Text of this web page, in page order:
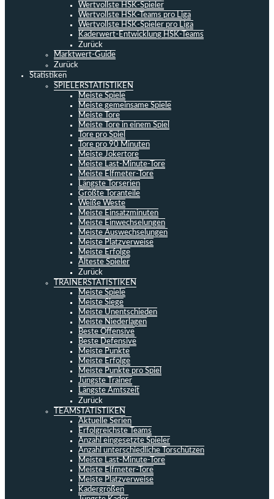
Wertvollste HSK-Spieler
Wertvollste HSK-Teams pro Liga
Wertvollste HSK-Spieler pro Liga
Kaderwert-Entwicklung HSK-Teams
Zurück
Marktwert-Guide
Zurück
Statistiken
SPIELERSTATISTIKEN
Meiste Spiele
Meiste gemeinsame Spiele
Meiste Tore
Meiste Tore in einem Spiel
Tore pro Spiel
Tore pro 90 Minuten
Meiste Jokertore
Meiste Last-Minute-Tore
Meiste Elfmeter-Tore
Längste Torserien
Größte Toranteile
Weiße Weste
Meiste Einsatzminuten
Meiste Einwechselungen
Meiste Auswechselungen
Meiste Platzverweise
Meiste Erfolge
Älteste Spieler
Zurück
TRAINERSTATISTIKEN
Meiste Spiele
Meiste Siege
Meiste Unentschieden
Meiste Niederlagen
Beste Offensive
Beste Defensive
Meiste Punkte
Meiste Erfolge
Meiste Punkte pro Spiel
Jüngste Trainer
Längste Amtszeit
Zurück
TEAMSTATISTIKEN
Aktuelle Serien
Erfolgreichste Teams
Anzahl eingesetzte Spieler
Anzahl unterschiedliche Torschützen
Meiste Last-Minute-Tore
Meiste Elfmeter-Tore
Meiste Platzverweise
Kadergrößen